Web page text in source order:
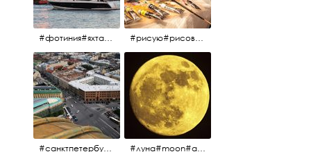
#фотиния#яхтафотиния#дмитриймедведев#медведев#яхта#алыепаруса2013#2013#алыепаруса #нева#санктпетербург #yachtphotinia#yacht #рисую#рисовать#краскихолстмасло#картина#холст#кисточки#палитра#художник#портрет#aplgallery
#санктпетербург #исаакиевскийсобор #исакий #луна#moon#апрельскаялуна#санктпетербург